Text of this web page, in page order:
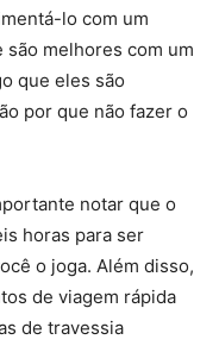
lo com um
melhores com um
que eles são
por que não fazer o
notar que o
horas para ser
o joga. Além disso,
de viagem rápida
de travessia